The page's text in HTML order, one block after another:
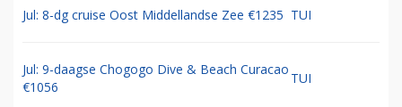
Jul: 8-dg cruise Oost Middellandse Zee €1235 TUI
Jul: 9-daagse Chogogo Dive & Beach Curacao
€1056
TUI